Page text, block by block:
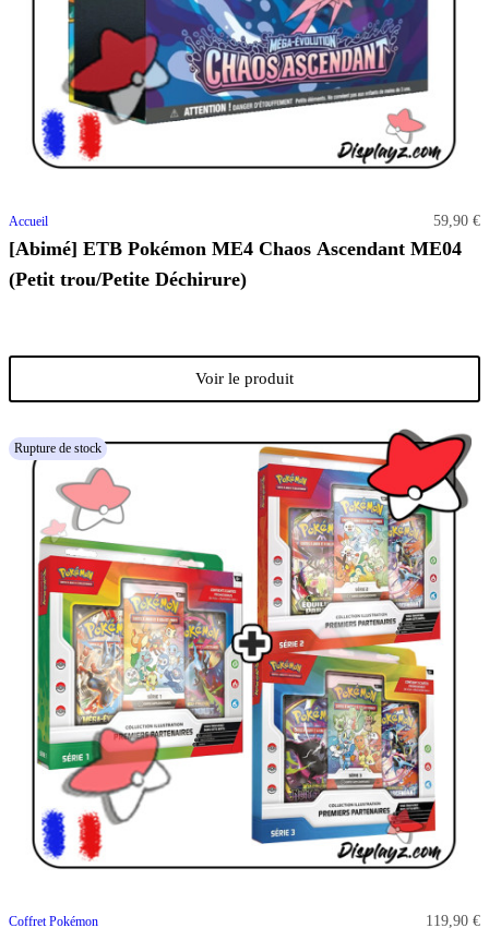
Accueil 59,90 €
[Abimé] ETB Pokémon ME4 Chaos Ascendant ME04
(Petit trou/Petite Déchirure)
Voir le produit
Rupture de stock
Coffret Pokémon 119,90 €